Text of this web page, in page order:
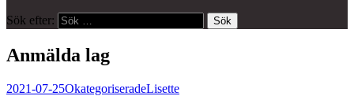
Sök efter:
Anmälda lag
2021-07-25OkategoriseradeLisette